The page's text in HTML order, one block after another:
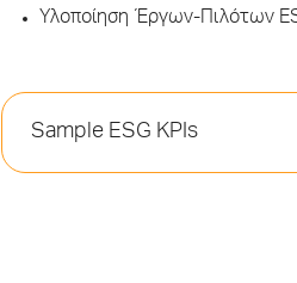
Υλοποίηση Έργων-Πιλότων
Sample ESG KPIs